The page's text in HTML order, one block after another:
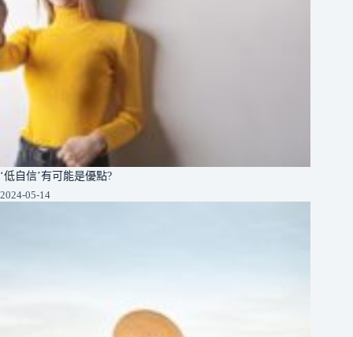
‘低自信’有可能是優點?
2024-05-14